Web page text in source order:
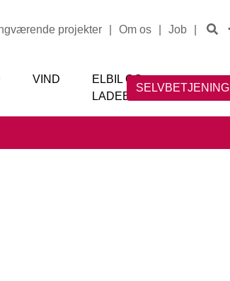
projekter Om os Job
VIND
ELBIL OG
LADEBOKS
SELVBETJENING